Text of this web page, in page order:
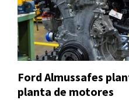
Ford Almussafes
planta de motores